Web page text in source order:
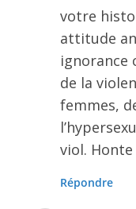
votre
attitude
de la
femmes,
viol. Honte
Répondre